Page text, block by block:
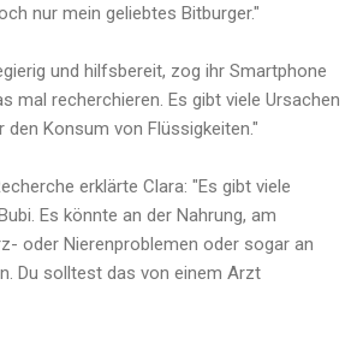
nur mein geliebtes Bitburger."
und hilfsbereit, zog ihr Smartphone
mal recherchieren. Es gibt viele Ursachen
den Konsum von Flüssigkeiten."
erklärte Clara: "Es gibt viele
Es könnte an der Nahrung, am
oder Nierenproblemen oder sogar an
Du solltest das von einem Arzt